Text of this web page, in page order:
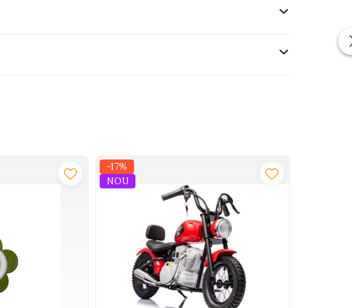
au spus ca este una dintre cele mai distractive si
-17%
NOU